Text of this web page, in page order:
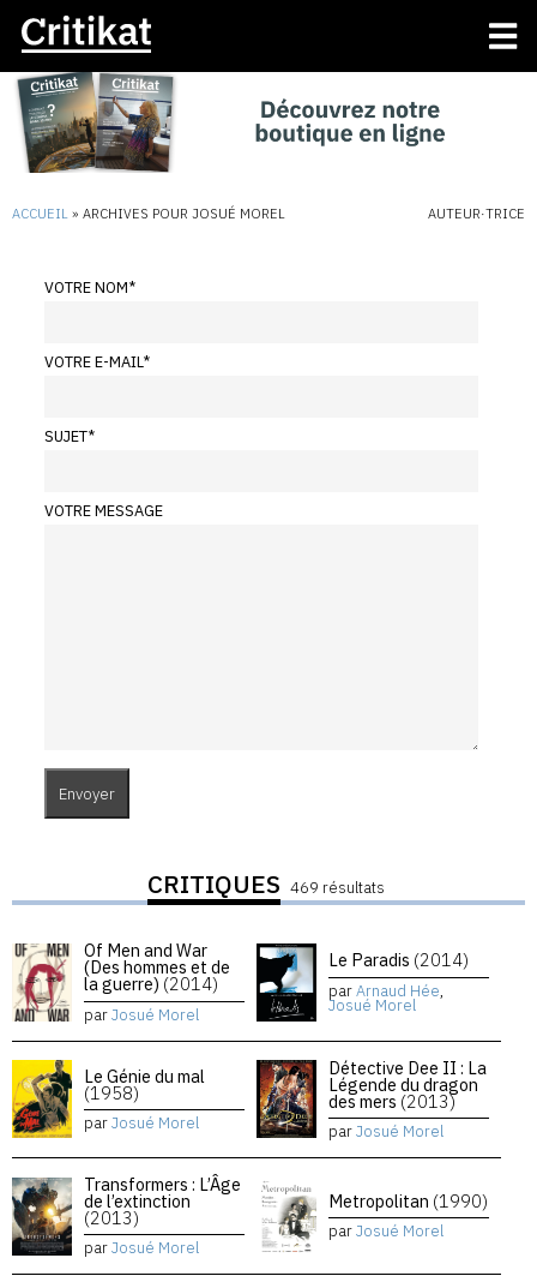
ACCUEIL » ARCHIVES POUR JOSUÉ MOREL AUTEUR·TRICE
VOTRE NOM*
VOTRE E-MAIL*
SUJET*
VOTRE MESSAGE
CRITIQUES 469 résultats
Of Men and War
(Des hommes et de
la guerre) (2014)
parJosué Morel
Le Paradis (2014)
parArnaud Hée,
Josué Morel
Le Génie du mal
(1958)
parJosué Morel
Détective Dee II : La
Légende du dragon
des mers (2013)
parJosué Morel
Transformers : L’Âge
de l’extinction
(2013)
parJosué Morel
Metropolitan (1990)
parJosué Morel